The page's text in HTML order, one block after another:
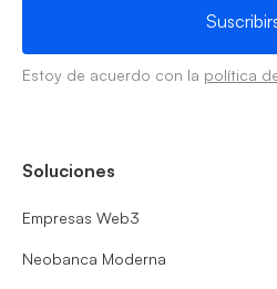
Estoy de acuerdo con la política
Soluciones
Empresas Web3
Neobanca Moderna